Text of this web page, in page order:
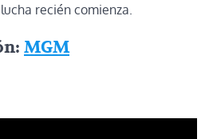
recién comienza.
MGM